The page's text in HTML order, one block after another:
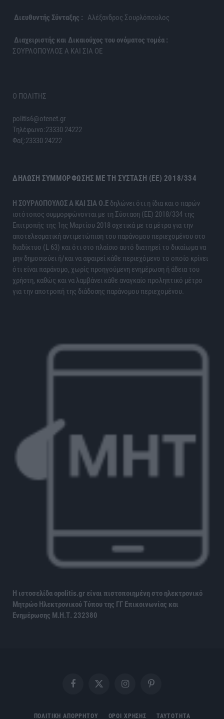
Διευθυντής Σύνταξης : Αλέξανδρος Σουρλόπουλος
Διαχειριστής και Δικαιούχος του ονόματος τομέα :
ΣΟΥΡΛΟΠΟΥΛΟΣ Α ΚΑΙ ΣΙΑ ΟΕ
Ο ΠΟΛΙΤΗΣ
politis6@otenet.gr
Τηλέφωνο:23330 24222
Φαξ:23330 24222
ΔΉΛΩΣΗ ΣΥΜΜΌΡΦΩΣΗΣ ΜΕ ΤΗ ΣΎΣΤΑΣΗ (ΕΕ) 2018/334
H ΣΟΥΡΛΟΠΟΥΛΟΣ Α ΚΑΙ ΣΙΑ Ο.Ε δηλώνει ότι η ίδια και ο παρών
ιστότοπος συμμορφώνονται με τη Σύσταση (ΕΕ) 2018/334 της
Επιτροπής της 1ης Μαρτίου 2018 σχετικά με τα μέτρα για την
αποτελεσματική αντιμετώπιση του παράνομου περιεχομένου στο
διαδίκτυο (L 63) και ότι στο πλαίσιο αυτό διατηρεί το δικαίωμα να
μην δημοσιεύει ή/και να αφαιρεί κάθε περιεχόμενο το οποίο κρίνει
ότι είναι παράνομο, χωρίς προηγούμενη ενημέρωση ή άδεια του
χρήστη, καθώς και να λαμβάνει κάθε αναγκαίο προληπτικό μέτρο
για την αποτροπή της διάδοσης παράνομου περιεχομένου.
Η ιστοσελίδα opolitis.gr είναι πιστοποιημένη στο ηλεκτρονικό
Μητρώο Ηλεκτρονικού Τύπου της ΓΓ Επικοινωνίας και
Ενημέρωσης Μ.Η.Τ. 232380
FacebookX
InstagramPinterest
ΠΟΛΙΤΙΚΗ ΑΠΟΡΡΗΤΟΥ ΟΡΟΙ ΧΡΗΣΗΣ ΤΑΥΤΟΤΗΤΑ